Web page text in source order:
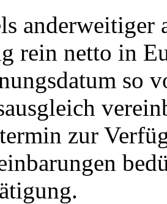
anderweitiger
rein netto in
so
zur